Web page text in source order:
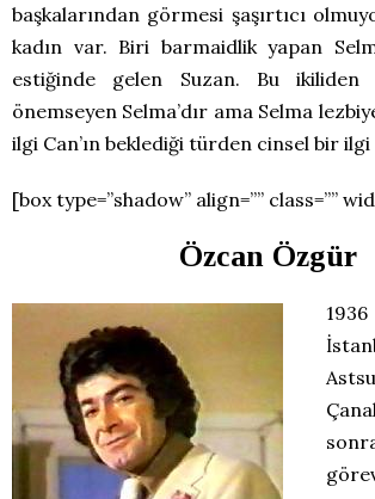
başkalarından görmesi şaşırtıcı
kadın var. Biri barmaidlik yapan
estiğinde gelen Suzan. Bu ikiliden
önemseyen Selma’dır ama Selma
ilgi Can’ın beklediği türden cinsel bir
[box type=”shadow” align=”” class=””
Özcan Özgür